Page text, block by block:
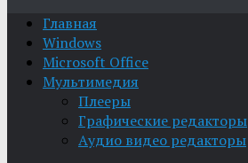
Главная
Windows
Microsoft Office
Мультимедия
Плееры
Графические редакторы
Aудио видео редакторы